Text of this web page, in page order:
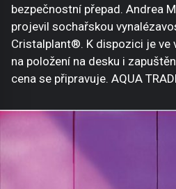
bezpečnostní přepad. Andrea
projevil sochařskou
Cristalplant®. K dispozici je ve
na položení na desku i
cena se připravuje. AQUA